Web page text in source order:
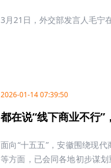
3月21日，外交部发言人毛宁
2026-01-14 07:39:50
都在说“线下商业不行
面向“十五五”，安徽围绕现
等方面，已会同各地初步谋